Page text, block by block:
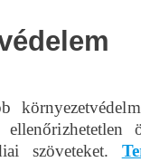
szöveteket.